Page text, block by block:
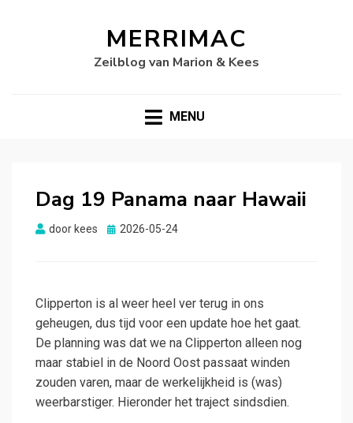
MERRIMAC
Zeilblog van Marion & Kees
MENU
Dag 19 Panama naar Hawaii
door kees
Gepubliceerd
2026-05-24
Clipperton is al weer heel ver terug in ons
geheugen, dus tijd voor een update hoe het gaat.
De planning was dat we na Clipperton alleen nog
maar stabiel in de Noord Oost passaat winden
zouden varen, maar de werkelijkheid is (was)
weerbarstiger. Hieronder het traject sindsdien.